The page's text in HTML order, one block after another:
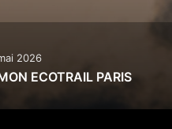
2026
ECOTRAIL PARIS